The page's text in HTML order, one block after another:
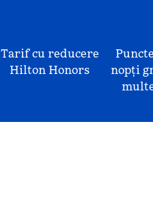
Tarif cu reducere
Hilton Honors
nopți